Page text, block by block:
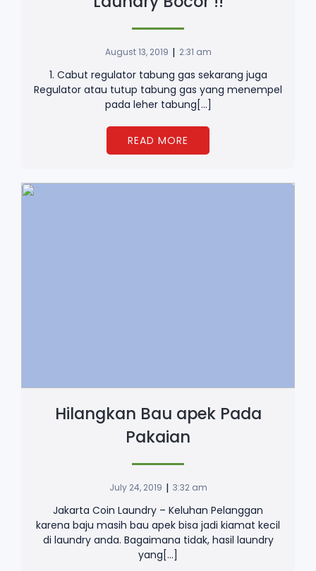
August 13, 2019 | 2:31 am
1. Cabut regulator tabung gas sekarang juga
Regulator atau tutup tabung gas yang menempel
pada leher tabung[…]
READ MORE
Hilangkan Bau apek Pada
Pakaian
July 24, 2019 | 3:32 am
Jakarta Coin Laundry – Keluhan Pelanggan
karena baju masih bau apek bisa jadi kiamat kecil
di laundry anda. Bagaimana tidak, hasil laundry
yang[…]